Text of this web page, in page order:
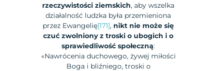
rzeczywistości ziemskich, aby wszelka
działalność ludzka była przemieniona
przez Ewangelię[171], nikt nie może się
czuć zwolniony z troski o ubogich i o
sprawiedliwość społeczną:
«Nawrócenia duchowego, żywej miłości
Boga i bliźniego, troski o